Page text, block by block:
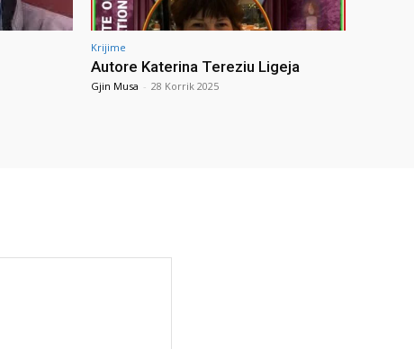
Krijime
Autore Katerina Tereziu Ligeja
Gjin Musa - 28 Korrik 2025